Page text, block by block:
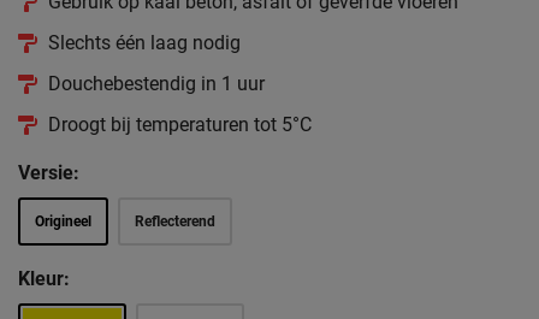
Slechts één laag nodig
Douchebestendig in 1 uur
Droogt bij temperaturen tot 5°C
Versie:
Origineel Reflecterend
Kleur: